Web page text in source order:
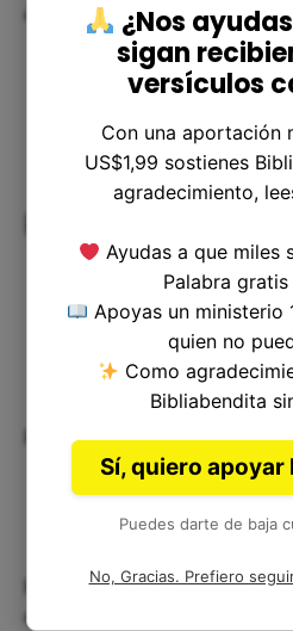
él y le seguimos fielmente.
P: ¿Cuál es el significado
R: Samaria fue
en el que se construyó la
¿Nos
sigan
versículos
Con una aportación
US$1,99 sostienes
agradecimiento,
Ayudas a que miles
Palabra
Apoyas un ministerio
quien no
Como
Bibliabendita
Sí, quiero
Puedes darte de baja
No, Gracias. Prefiero